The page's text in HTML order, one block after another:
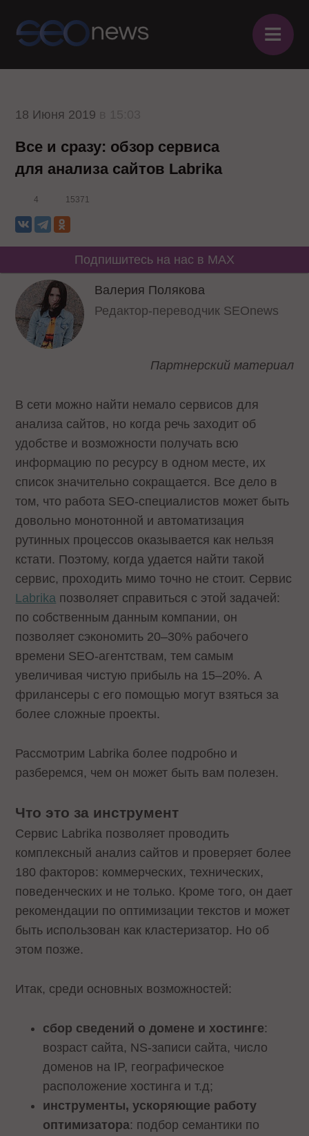
≡
18 Июня 2019
Все и сразу: обзор сервиса
для анализа сайтов Labrika
4 15371
Подпишитесь на нас в MAX
Валерия Полякова
Редактор-переводчик SEOnews
Партнерский материал
В сети можно найти немало сервисов для
анализа сайтов, но когда речь заходит об
удобстве и возможности получать всю
информацию по ресурсу в одном месте, их
список значительно сокращается. Все дело в
том, что работа SEO-специалистов может быть
довольно монотонной и автоматизация
рутинных процессов оказывается как нельзя
кстати. Поэтому, когда удается найти такой
сервис, проходить мимо точно не стоит. Сервис
Labrika позволяет справиться с этой задачей:
по собственным данным компании, он
позволяет сэкономить 20–30% рабочего
времени SEO-агентствам, тем самым
увеличивая чистую прибыль на 15–20%. А
фрилансеры с его помощью могут взяться за
более сложные проекты.
Рассмотрим Labrika более подробно и
разберемся, чем он может быть вам полезен.
Что это за инструмент
Сервис Labrika позволяет проводить
комплексный анализ сайтов и проверяет более
180 факторов: коммерческих, технических,
поведенческих и не только. Кроме того, он дает
рекомендации по оптимизации текстов и может
быть использован как кластеризатор. Но об
этом позже.
Итак, среди основных возможностей:
сбор сведений о домене и хостинге:
возраст сайта, NS-записи сайта, число
доменов на IP, географическое
расположение хостинга и т.д;
инструменты, ускоряющие работу
оптимизатора: подбор семантики по